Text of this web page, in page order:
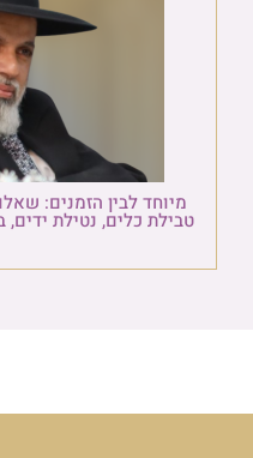
מיוחד לבין הזמנים:
טבילת כלים, נטילת